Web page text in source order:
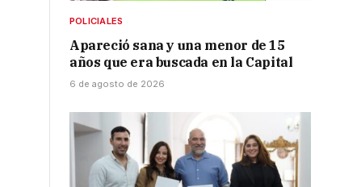
POLICIALES
Apareció sana y una menor de 15
años que era buscada en la Capital
6 de agosto de 2026